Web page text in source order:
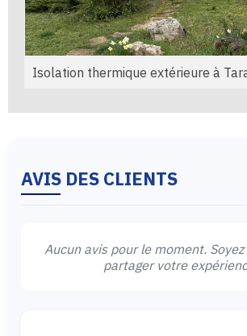
Isolation thermique extérieure à
AVIS DES CLIENTS
Aucun avis pour le moment.
partager votre